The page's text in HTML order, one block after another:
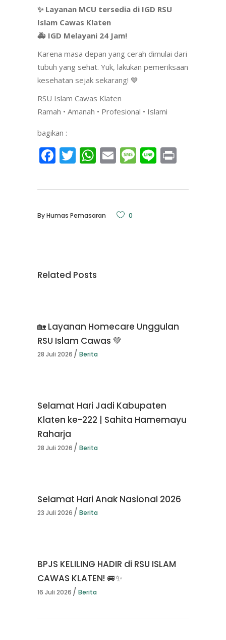
✨ Layanan MCU tersedia di IGD RSU
Islam Cawas Klaten
🚑 IGD Melayani 24 Jam!
Karena masa depan yang cerah dimulai dari
tubuh yang sehat. Yuk, lakukan pemeriksaan
kesehatan sejak sekarang! 💙
RSU Islam Cawas Klaten
Ramah • Amanah • Profesional • Islami
bagikan :
Facebook
Twitter
WhatsApp
EmailMessage
Line
ByHumas Pemasaran 0
Related Posts
🏡 Layanan Homecare Unggulan
RSU Islam Cawas 💚
28 Juli 2026 Berita
Selamat Hari Jadi Kabupaten
Klaten ke-222 | Sahita Hamemayu
Raharja
28 Juli 2026 Berita
Selamat Hari Anak Nasional 2026
23 Juli 2026 Berita
BPJS KELILING HADIR di RSU ISLAM
CAWAS KLATEN! 🚐✨
16 Juli 2026 Berita